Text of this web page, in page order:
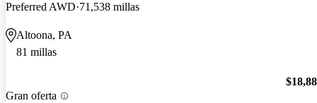
Preferred AWD 71,538 millas
Altoona, PA
81 millas
Gran oferta